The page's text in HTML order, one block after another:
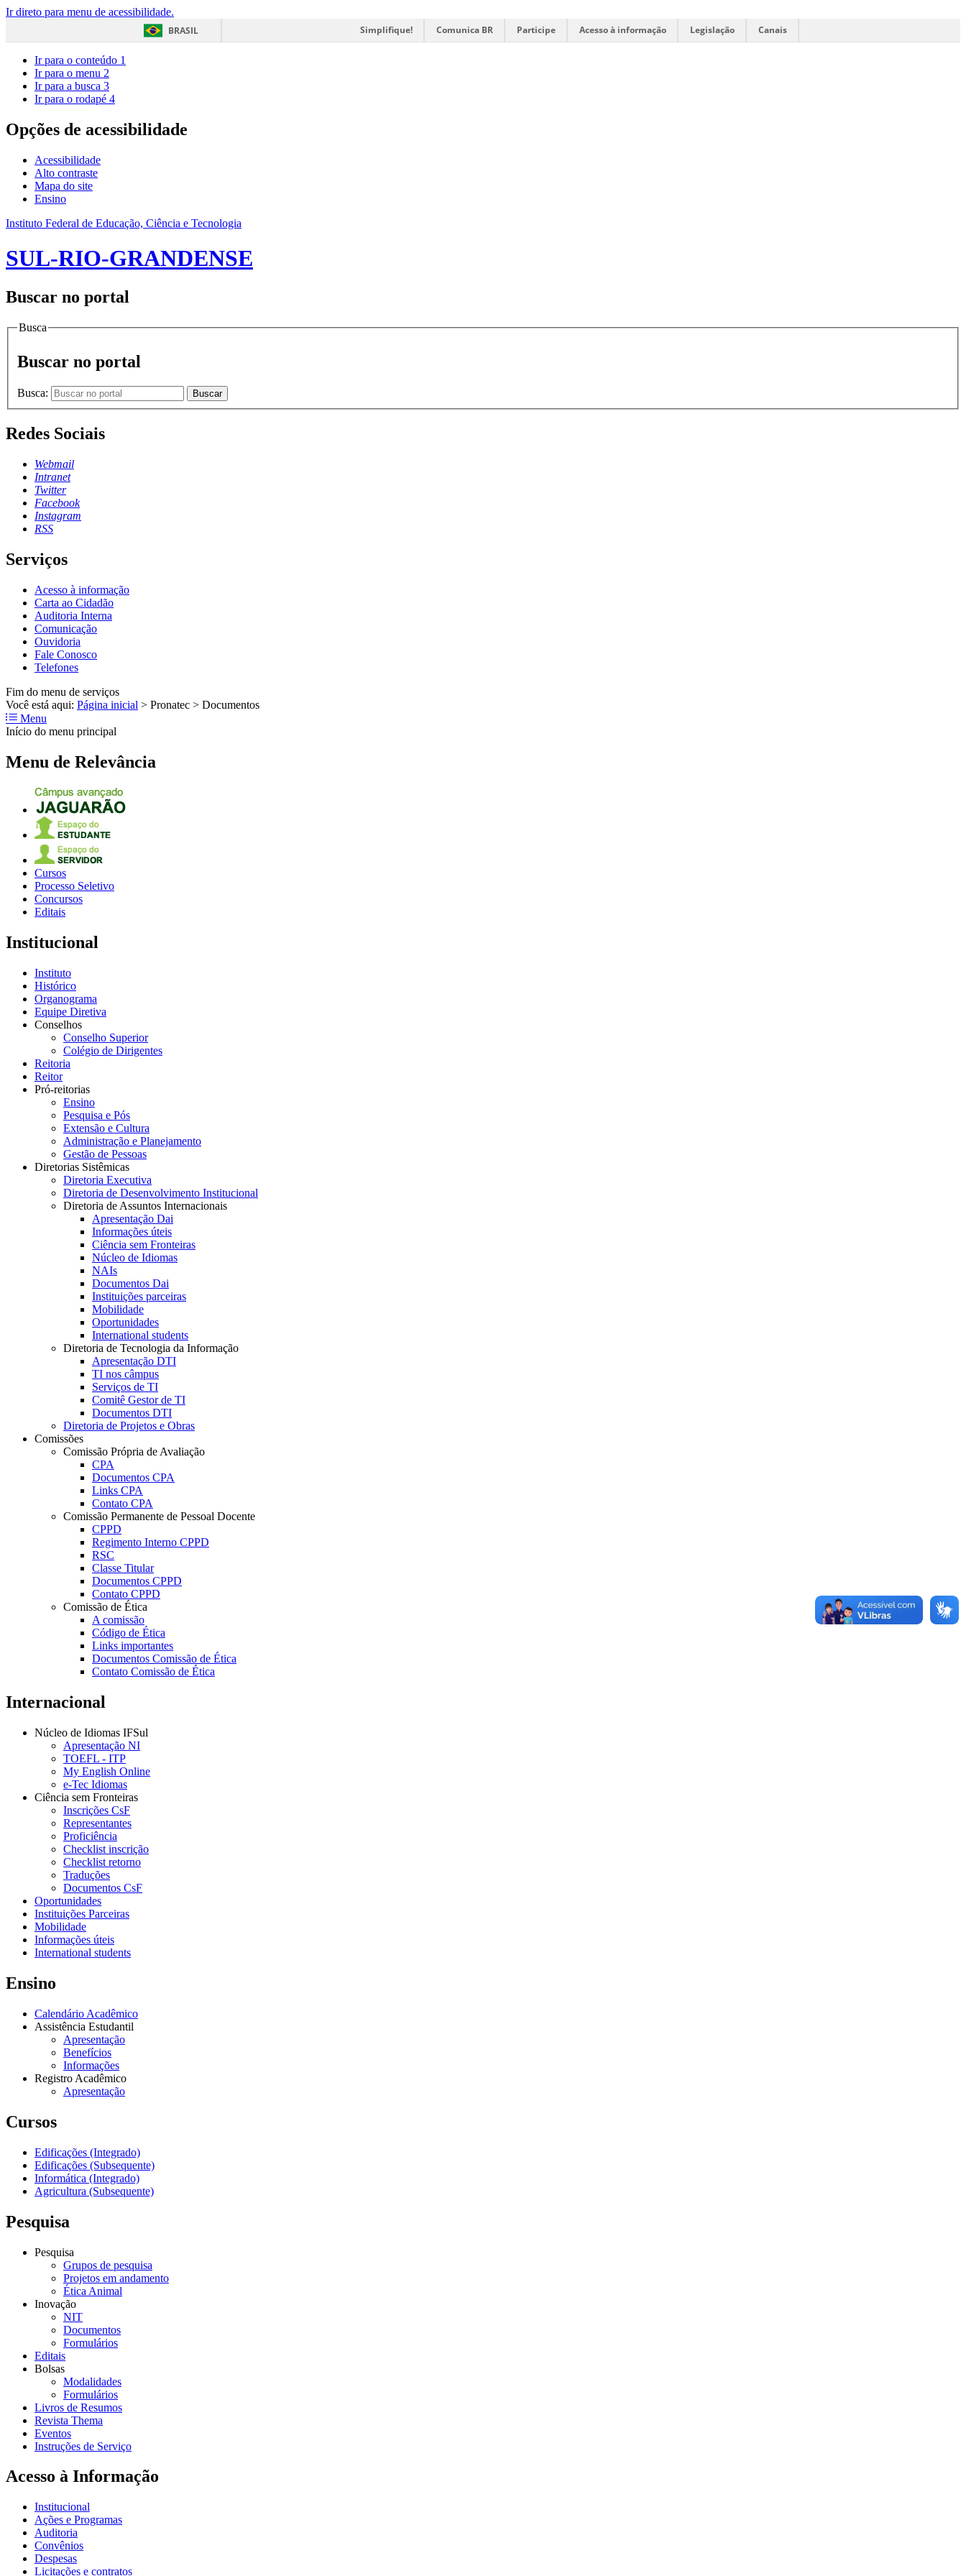
Ir direto para menu de acessibilidade.
BRASIL
Simplifique! Comunica BR Participe Acesso à informação Legislação Canais
Ir para o conteúdo 1
Ir para o menu 2
Ir para a busca 3
Ir para o rodapé 4
Opções de acessibilidade
Acessibilidade
Alto contraste
Mapa do site
Ensino
Instituto Federal de Educação, Ciência e Tecnologia
SUL-RIO-GRANDENSE
Buscar no portal
Busca
Buscar no portal
Busca: Buscar
Redes Sociais
Webmail
Intranet
Twitter
Facebook
Instagram
RSS
Serviços
Acesso à informação
Carta ao Cidadão
Auditoria Interna
Comunicação
Ouvidoria
Fale Conosco
Telefones
Fim do menu de serviços
Você está aqui: Página inicial > Pronatec > Documentos
Menu
Início do menu principal
Menu de Relevância
Cursos
Processo Seletivo
Concursos
Editais
Institucional
Instituto
Histórico
Organograma
Equipe Diretiva
Conselhos
Conselho Superior
Colégio de Dirigentes
Reitoria
Reitor
Pró-reitorias
Ensino
Pesquisa e Pós
Extensão e Cultura
Administração e Planejamento
Gestão de Pessoas
Diretorias Sistêmicas
Diretoria Executiva
Diretoria de Desenvolvimento Institucional
Diretoria de Assuntos Internacionais
Apresentação Dai
Informações úteis
Ciência sem Fronteiras
Núcleo de Idiomas
NAIs
Documentos Dai
Instituições parceiras
Mobilidade
Oportunidades
International students
Diretoria de Tecnologia da Informação
Apresentação DTI
TI nos câmpus
Serviços de TI
Comitê Gestor de TI
Documentos DTI
Diretoria de Projetos e Obras
Comissões
Comissão Própria de Avaliação
CPA
Documentos CPA
Links CPA
Contato CPA
Comissão Permanente de Pessoal Docente
CPPD
Regimento Interno CPPD
RSC
Classe Titular
Documentos CPPD
Contato CPPD
Comissão de Ética
A comissão
Código de Ética
Links importantes
Documentos Comissão de Ética
Contato Comissão de Ética
Internacional
Núcleo de Idiomas IFSul
Apresentação NI
TOEFL - ITP
My English Online
e-Tec Idiomas
Ciência sem Fronteiras
Inscrições CsF
Representantes
Proficiência
Checklist inscrição
Checklist retorno
Traduções
Documentos CsF
Oportunidades
Instituições Parceiras
Mobilidade
Informações úteis
International students
Ensino
Calendário Acadêmico
Assistência Estudantil
Apresentação
Benefícios
Informações
Registro Acadêmico
Apresentação
Cursos
Edificações (Integrado)
Edificações (Subsequente)
Informática (Integrado)
Agricultura (Subsequente)
Pesquisa
Pesquisa
Grupos de pesquisa
Projetos em andamento
Ética Animal
Inovação
NIT
Documentos
Formulários
Editais
Bolsas
Modalidades
Formulários
Livros de Resumos
Revista Thema
Eventos
Instruções de Serviço
Acesso à Informação
Institucional
Ações e Programas
Auditoria
Convênios
Despesas
Licitações e contratos